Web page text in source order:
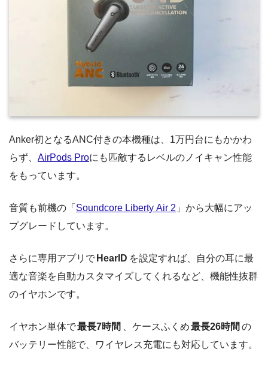
Anker初となるANC付きの本機種は、1万円台にもかかわ
らず、 AirPods Proにも匹敵するレベルのノイキャン性能
をもっています。
音質も前機の「 Soundcore Liberty Air 2 」から大幅にアッ
プグレードしています。
さらに専用アプリで HearID を設定すれば、自分の耳に最
適な音楽を自動カスタマイズしてくれるなど、機能性抜群
のイヤホンです。
イヤホン単体で最長7時間 、ケースふくめ最長26時間 の
バッテリー性能で、ワイヤレス充電にも対応しています。